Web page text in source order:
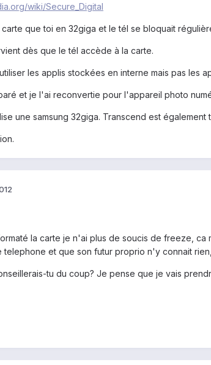
wiki/Secure_Digital
que toi en 32giga et le tél se bloquait
dès que le tél accède à la carte.
les applis stockées en interne mais pas les
et je l'ai reconvertie pour l'appareil photo
une samsung 32giga. Transcend est également
la carte je n'ai plus de soucis de freeze, ca
telephone et que son futur proprio n'y connait
tu du coup? Je pense que je vais